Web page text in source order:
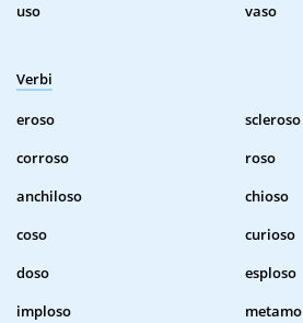
uso
vaso
Verbi
eroso
scleroso
corroso
roso
anchiloso
chioso
coso
curioso
doso
esploso
imploso